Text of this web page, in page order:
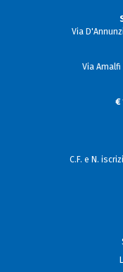
Via
Via
€
C.F. e N.